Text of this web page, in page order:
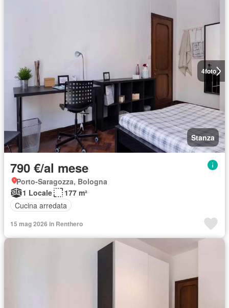
4foto
Stanza
790 €/al mese
Porto-Saragozza, Bologna
1 Locale
177 m²
Cucina arredata
15 mag 2026 in Renthero